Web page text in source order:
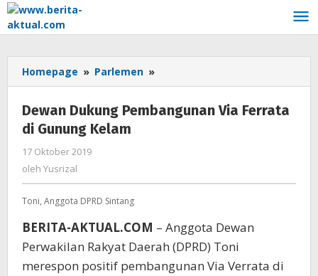
Lewati
ke
konten
Homepage » Parlemen »
Dukung
Pembangunan
Via
Dewan Dukung Pembangunan Via Ferrata
di Gunung Kelam
17 Oktober 2019
oleh Yusrizal
Toni, Anggota DPRD Sintang
BERITA-AKTUAL.COM – Anggota Dewan
Perwakilan Rakyat Daerah (DPRD) Toni
merespon positif pembangunan Via Verrata di